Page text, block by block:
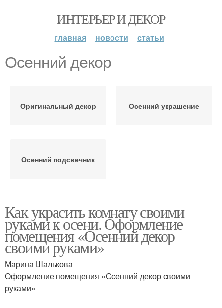
ИНТЕРЬЕР И ДЕКОР
главная новости статьи
Осенний декор
Оригинальный декор Осенний украшение
Осенний подсвечник
Как украсить комнату своими
руками к осени. Оформление
помещения «Осенний декор
своими руками»
Марина Шалькова
Оформление помещения «Осенний декор своими
руками»